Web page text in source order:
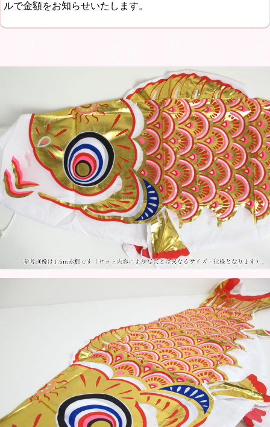
ルで金額をお知らせいたします。